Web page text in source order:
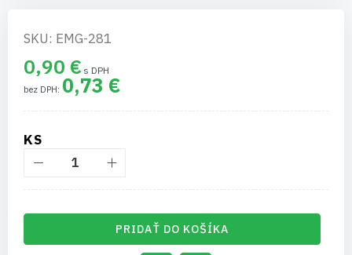
SKU: EMG-281
0,90 €
0,73 €
KS
PRIDAŤ DO KOŠÍKA